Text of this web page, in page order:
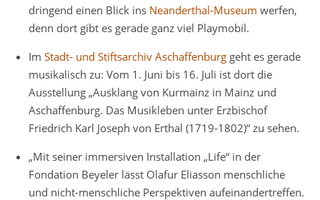
dringend einen Blick ins Neanderthal-Museum werfen,
denn dort gibt es gerade ganz viel Playmobil.
Im Stadt- und Stiftsarchiv Aschaffenburg geht es gerade
musikalisch zu: Vom 1. Juni bis 16. Juli ist dort die
Ausstellung „Ausklang von Kurmainz in Mainz und
Aschaffenburg. Das Musikleben unter Erzbischof
Friedrich Karl Joseph von Erthal (1719-1802)“ zu sehen.
„Mit seiner immersiven Installation „Life“ in der
Fondation Beyeler lässt Olafur Eliasson menschliche
und nicht-menschliche Perspektiven aufeinandertreffen.